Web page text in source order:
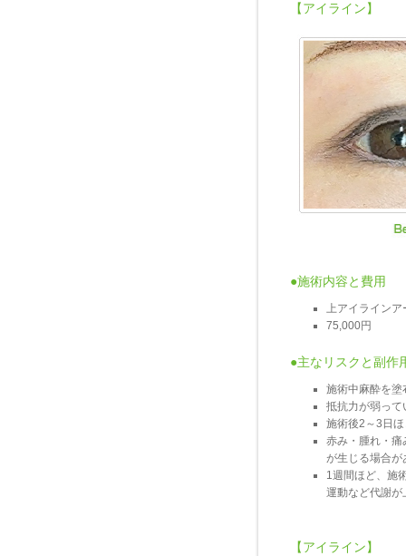
【アイライン】
●施術内容と費用
上アイラインア
75,000円
●主なリスクと副作
施術中麻酔を塗
抵抗力が弱って
施術後2～3日
赤み・腫れ・痛
が生じる場合が
1週間ほど、施
運動など代謝が
【アイライン】